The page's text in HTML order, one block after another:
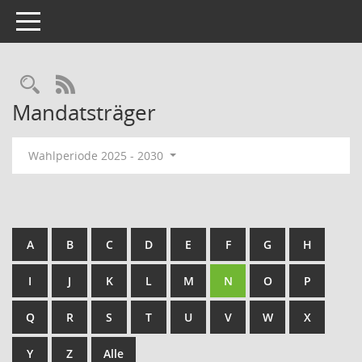
Toggle navigation
Rechercheauswahl
RSS-Feed
Mandatsträger
Wahlperiode 2025 - 2030
A B C D E F G H
I J K L M N O P
Q R S T U V W X
Y Z Alle